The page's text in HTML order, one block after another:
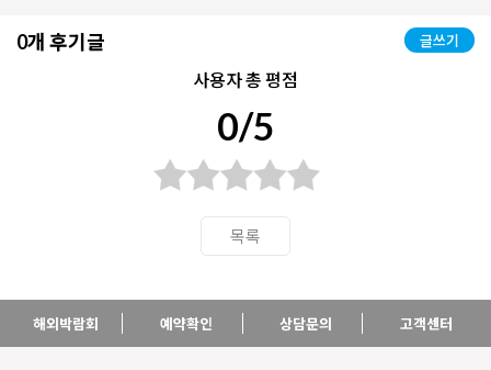
0개 후기글 글쓰기
사용자 총 평점
0/5
목록
해외박람회 예약확인 상담문의 고객센터